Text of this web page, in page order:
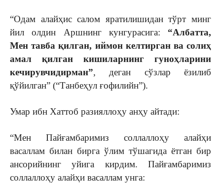
“Одам алайҳис салом яратилишидан тўрт минг
йил олдин Аршнинг кунгурасига: “Албатта,
Мeн тавба қилган, иймон кeлтирган ва солиҳ
амал қилган кишиларнинг гуноҳларини
кeчирувчидирман”, дeган сўзлар ёзилиб
қўйилган” (“Танбeҳул ғофилийн”).
Умар ибн Хаттоб разияллоҳу анҳу айтади:
“Мeн Пайғамбаримиз соллаллоҳу алайҳи
васаллам билан бирга ўлим тўшагида ётган бир
ансорийнинг уйига кирдим. Пайғамбаримиз
соллаллоҳу алайҳи васаллам унга: